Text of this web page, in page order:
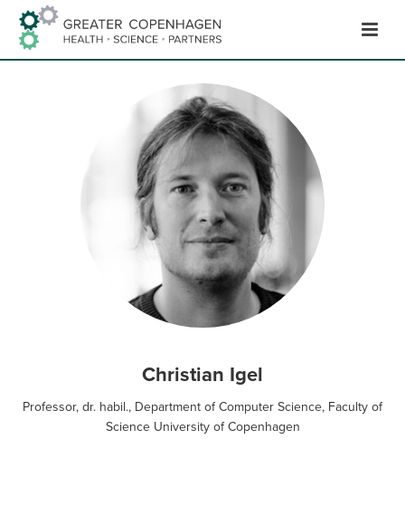
Hop
til
indhold
Christian Igel
Professor, dr. habil., Department of Computer Science, Faculty of
Science University of Copenhagen